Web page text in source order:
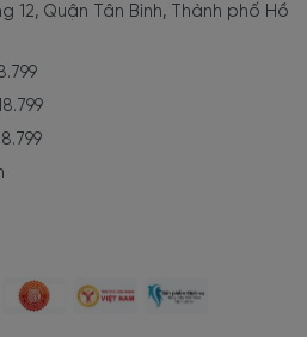
12, Quận Tân Bình, Thành phố Hồ